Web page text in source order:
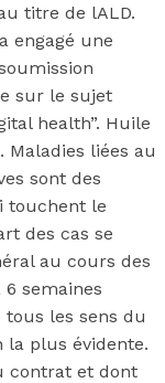
titre de lALD.
engagé une
sur le sujet
health”. Huile
liées au
sont des
touchent le
des cas se
au cours des
semaines
tous les sens du
la plus évidente.
contrat et dont